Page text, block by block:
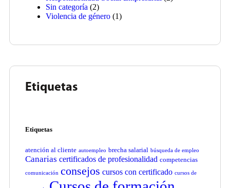
Sin categoría (2)
Violencia de género (1)
Etiquetas
Etiquetas
atención al cliente autoempleo brecha salarial búsqueda de empleo
Canarias certificados de profesionalidad competencias
comunicación consejos cursos con certificado cursos de